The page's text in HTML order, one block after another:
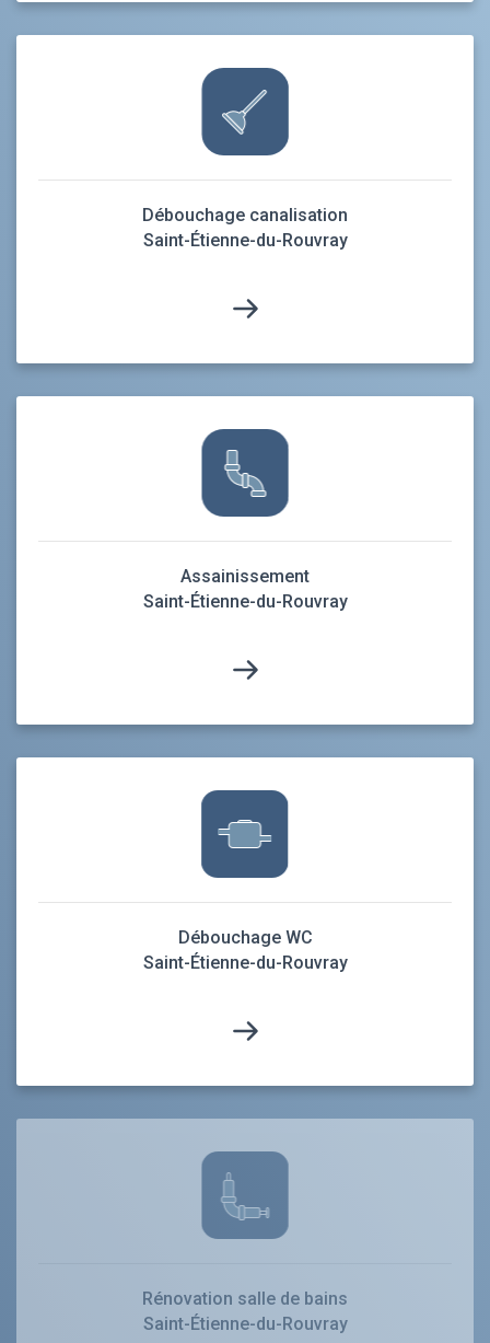
Débouchage canalisation
Saint-Étienne-du-Rouvray
Assainissement
Saint-Étienne-du-Rouvray
Débouchage WC
Saint-Étienne-du-Rouvray
Rénovation salle de bains
Saint-Étienne-du-Rouvray